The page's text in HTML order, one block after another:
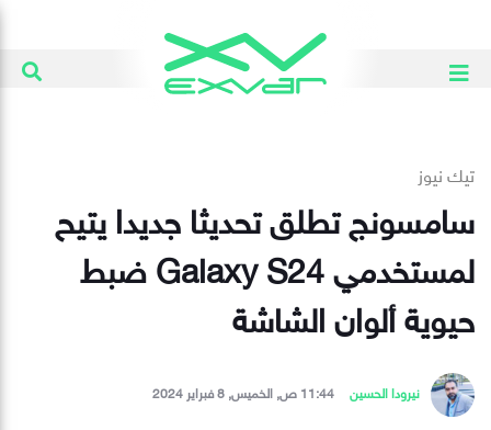
تيك نيوز
سامسونج تطلق تحديثا جديدا يتيح
لمستخدمي Galaxy S24 ضبط
حيوية ألوان الشاشة
نيرودا الحسين 11:44 ص, الخميس, 8 فبراير 2024